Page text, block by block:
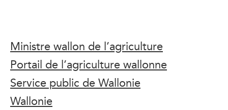
Ministre wallon de l’agriculture
Portail de l’agriculture wallonne
Service public de Wallonie
Wallonie